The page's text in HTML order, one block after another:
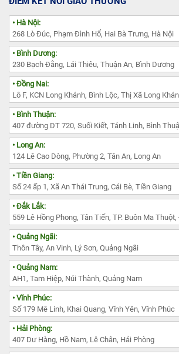
• Hà Nội:
268 Lò Đúc, Phạm Đình Hổ, Hai Bà Trưng, Hà Nội
• Bình Dương:
230 Bạch Đằng, Lái Thiêu, Thuận An, Bình Dương
• Đồng Nai:
Lô F, KCN Long Khánh, Bình Lộc, Thị Xã Long
• Bình Thuận:
407 đường DT 720, Suối Kiết, Tánh Linh, Bình
• Long An:
124 Lê Cao Dòng, Phường 2, Tân An, Long An
• Tiền Giang:
Số 24 ấp 1, Xã An Thái Trung, Cái Bè, Tiền Giang
• Đắk Lắk:
559 Lê Hồng Phong, Tân Tiến, TP. Buôn Ma
• Quảng Ngãi:
Thôn Tây, An Vinh, Lý Sơn, Quảng Ngãi
• Quảng Nam:
AH1, Tam Hiệp, Núi Thành, Quảng Nam
• Vĩnh Phúc:
Số 179 Mê Linh, Khai Quang, Vĩnh Yên, Vĩnh Phúc
• Hải Phòng:
407 Dư Hàng, Hồ Nam, Lê Chân, Hải Phòng